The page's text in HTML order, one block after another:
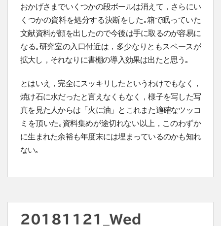
おかげさまでいくつかの段ボールは消えて，さらにい
くつかの資料を処分する決断をした｡箱で眠っていた
文献資料が顔を出したので今後は手に取るのが容易に
なる｡研究室の入口付近は，多少なりともスペースが
拡大し，それなりに書棚の導入効果は出たと思う｡
とはいえ，完全にスッキリしたというわけでもなく，
焼け石に水だったと言えなくもなく，様子を写した写
真を見た人からは「火に油」とこれまた適確なツッコ
ミを頂いた｡資料集めが途切れない以上，このわずか
に生まれた余裕も年度末には埋まっているのかも知れ
ない｡
20181121_Wed